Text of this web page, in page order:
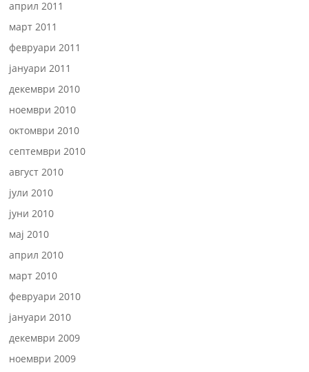
април 2011
март 2011
февруари 2011
јануари 2011
декември 2010
ноември 2010
октомври 2010
септември 2010
август 2010
јули 2010
јуни 2010
мај 2010
април 2010
март 2010
февруари 2010
јануари 2010
декември 2009
ноември 2009